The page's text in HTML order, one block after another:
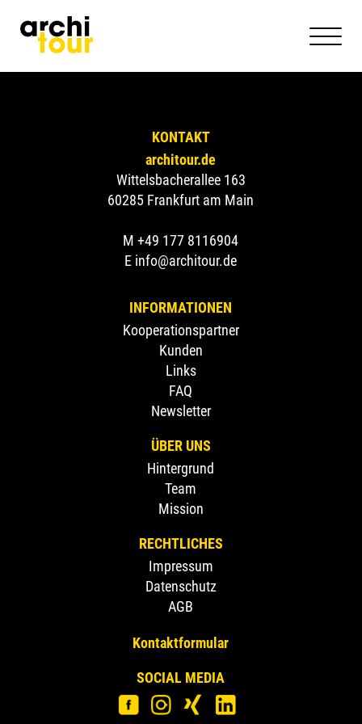
KONTAKT
architour.de
Wittelsbacherallee 163
60285 Frankfurt am Main
M +49 177 8116904
E info@architour.de
INFORMATIONEN
Kooperationspartner
Kunden
Links
FAQ
Newsletter
ÜBER UNS
Hintergrund
Team
Mission
RECHTLICHES
Impressum
Datenschutz
AGB
Kontaktformular
SOCIAL MEDIA